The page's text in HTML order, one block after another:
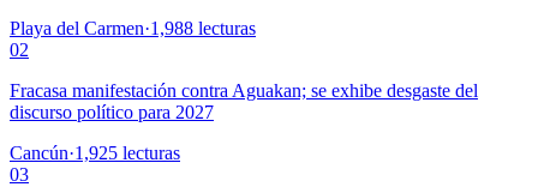
Playa del Carmen·1,988 lecturas
02
Fracasa manifestación contra Aguakan; se exhibe desgaste del
discurso político para 2027
Cancún·1,925 lecturas
03